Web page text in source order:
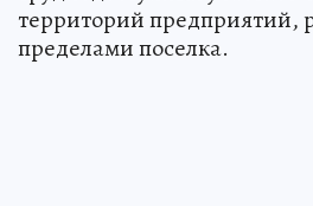
территорий предприятий,
пределами поселка.